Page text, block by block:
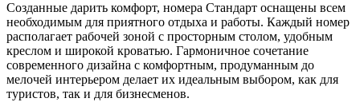
Созданные дарить комфорт, номера Стандарт оснащены всем
необходимым для приятного отдыха и работы. Каждый номер
располагает рабочей зоной с просторным столом, удобным
креслом и широкой кроватью. Гармоничное сочетание
современного дизайна с комфортным, продуманным до
мелочей интерьером делает их идеальным выбором, как для
туристов, так и для бизнесменов.